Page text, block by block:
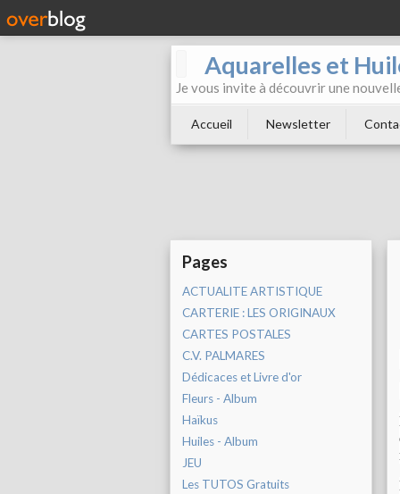
Aquarelles et
Je vous invite à découvrir une
Accueil Newsletter
Pages
ACTUALITE ARTISTIQUE
CARTERIE : LES ORIGINAUX
CARTES POSTALES
C.V. PALMARES
Dédicaces et Livre d'or
Fleurs - Album
Haïkus
Huiles - Album
JEU
Les TUTOS Gratuits